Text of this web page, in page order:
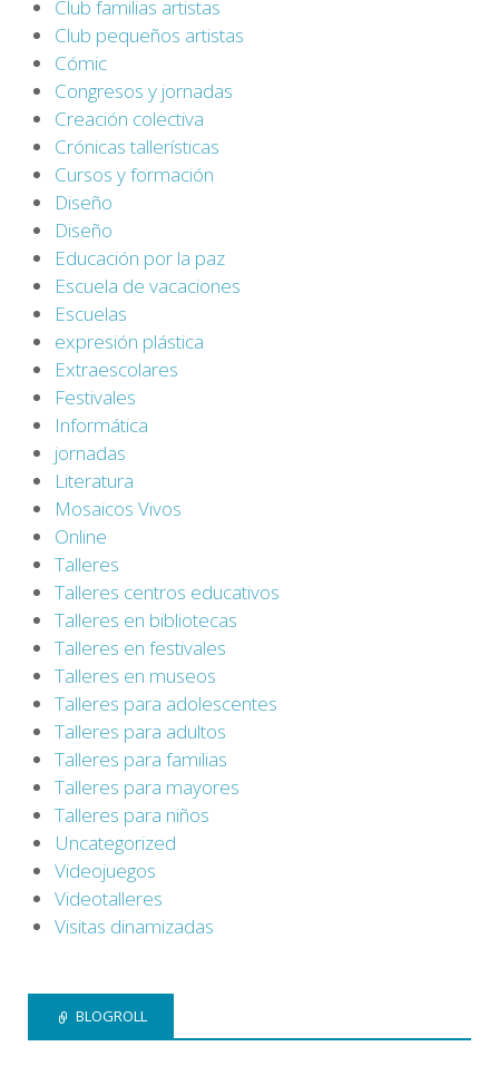
Club familias artistas
Club pequeños artistas
Cómic
Congresos y jornadas
Creación colectiva
Crónicas tallerísticas
Cursos y formación
Diseño
Diseño
Educación por la paz
Escuela de vacaciones
Escuelas
expresión plástica
Extraescolares
Festivales
Informática
jornadas
Literatura
Mosaicos Vivos
Online
Talleres
Talleres centros educativos
Talleres en bibliotecas
Talleres en festivales
Talleres en museos
Talleres para adolescentes
Talleres para adultos
Talleres para familias
Talleres para mayores
Talleres para niños
Uncategorized
Videojuegos
Videotalleres
Visitas dinamizadas
BLOGROLL